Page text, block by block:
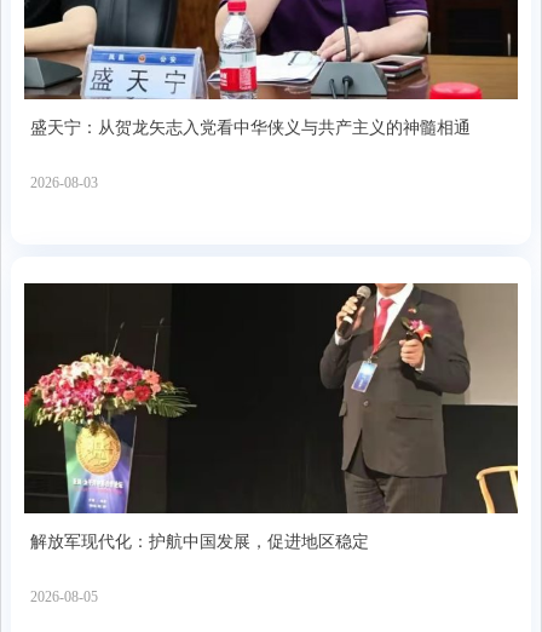
盛天宁：从贺龙矢志入党看中华侠义与共产主义的神髓相通
2026-08-03
解放军现代化：护航中国发展，促进地区稳定
2026-08-05